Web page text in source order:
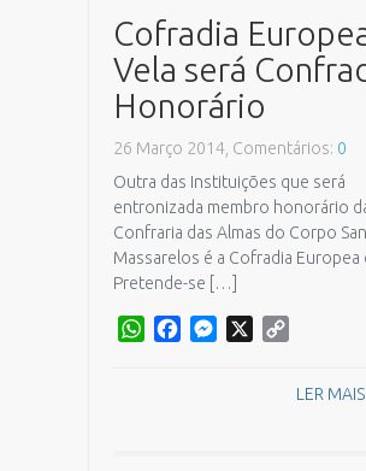
Cofradia
Vela será
Honorário
26 Março 2014, Comentários: 0
Outra das Instituições que será
entronizada membro honorário
Confraria das Almas do Corpo
Massarelos é a Cofradia Europea
Pretende-se […]
WhatsApp
FacebookMessenger
LER